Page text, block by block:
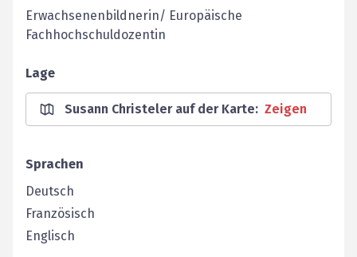
Erwachsenenbildnerin/ Europäische
Fachhochschuldozentin
Lage
Susann Christeler auf der Karte: Zeigen
Sprachen
Deutsch
Französisch
Englisch